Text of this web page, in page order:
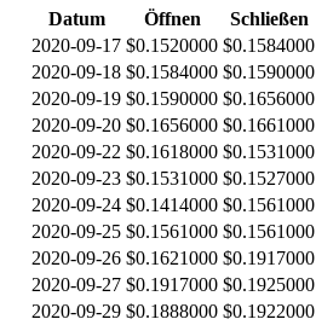
Datum Öffnen Schließen
2020-09-17 $0.1520000 $0.1584000
2020-09-18 $0.1584000 $0.1590000
2020-09-19 $0.1590000 $0.1656000
2020-09-20 $0.1656000 $0.1661000
2020-09-22 $0.1618000 $0.1531000
2020-09-23 $0.1531000 $0.1527000
2020-09-24 $0.1414000 $0.1561000
2020-09-25 $0.1561000 $0.1561000
2020-09-26 $0.1621000 $0.1917000
2020-09-27 $0.1917000 $0.1925000
2020-09-29 $0.1888000 $0.1922000